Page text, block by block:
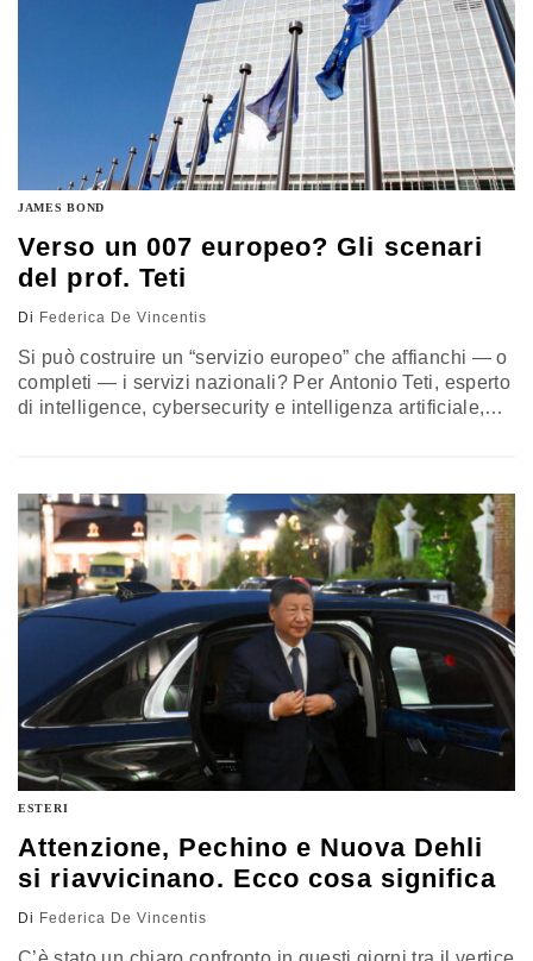
JAMES BOND
Verso un 007 europeo? Gli scenari
del prof. Teti
Di Federica De Vincentis
Si può costruire un “servizio europeo” che affianchi — o
completi — i servizi nazionali? Per Antonio Teti, esperto
di intelligence, cybersecurity e intelligenza artificiale,
soprattutto in questo momento storico, necessita di un
grande cervello comune, non di un braccio operativo
unico
ESTERI
Attenzione, Pechino e Nuova Dehli
si riavvicinano. Ecco cosa significa
Di Federica De Vincentis